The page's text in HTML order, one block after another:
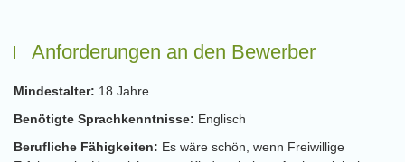
Anforderungen an den Bewerber
Mindestalter: 18 Jahre
Benötigte Sprachkenntnisse: Englisch
Berufliche Fähigkeiten: Es wäre schön, wenn Freiwillige